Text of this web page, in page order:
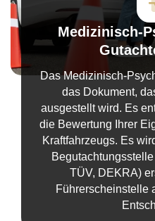
Medizinisch-
Das Medizinisch-
das Dokument,
ausgestellt wird. Es
die Bewertung Ihrer
Kraftfahrzeugs. Es
TÜV, DEKRA)
Führerscheinstelle